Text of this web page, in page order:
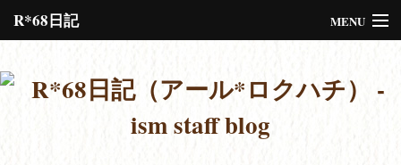
R*68日記 MENU
Please assign a menu to the primary menu location under